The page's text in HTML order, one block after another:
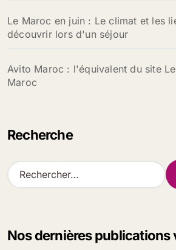
Le Maroc en juin : Le climat et les
découvrir lors d'un séjour
Avito Maroc : l'équivalent du site
Maroc
Recherche
R
e
rNos dernières publications